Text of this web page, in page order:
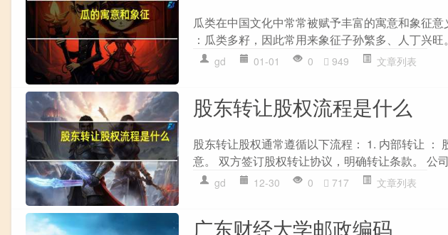
瓜类在中国文化中常常被赋予丰富的寓意和象征
：瓜类多籽，因此常用来象征子孙繁多、人丁兴旺
gd 01-01 0 949 文章列表
股东转让股权流程是什么
股东转让股权通常遵循以下流程： 1. 内部转让 ：
意。 双方签订股权转让协议，明确转让条款。 公
gd 12-30 0 717 文章列表
广东财经大学邮政编码